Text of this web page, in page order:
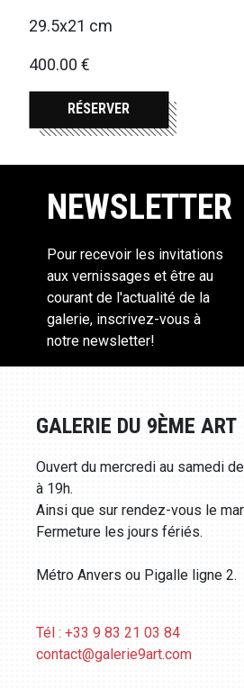
29.5x21 cm
400.00 €
RÉSERVER
NEWSLETTER
Pour recevoir les invitations
aux vernissages et être au
courant de l'actualité de la
galerie, inscrivez-vous à
notre newsletter!
GALERIE DU 9ÈME ART
Ouvert du mercredi au samedi
à 19h.
Ainsi que sur rendez-vous le
Fermeture les jours fériés.
Métro Anvers ou Pigalle ligne 2.
Tél : +33 9 83 21 03 84
contact@galerie9art.com